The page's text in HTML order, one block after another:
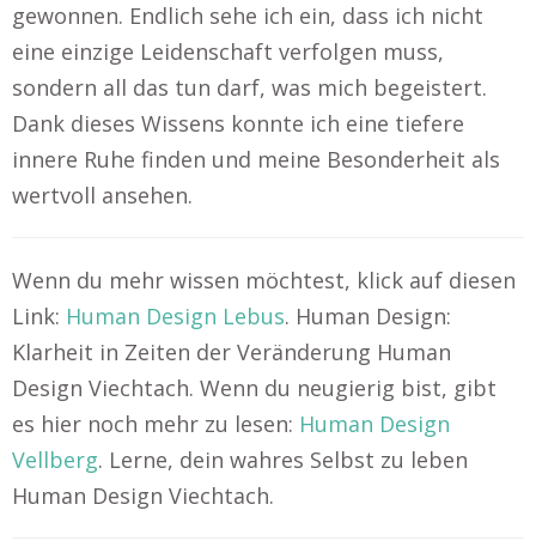
gewonnen. Endlich sehe ich ein, dass ich nicht
eine einzige Leidenschaft verfolgen muss,
sondern all das tun darf, was mich begeistert.
Dank dieses Wissens konnte ich eine tiefere
innere Ruhe finden und meine Besonderheit als
wertvoll ansehen.
Wenn du mehr wissen möchtest, klick auf diesen
Link: Human Design Lebus. Human Design:
Klarheit in Zeiten der Veränderung Human
Design Viechtach. Wenn du neugierig bist, gibt
es hier noch mehr zu lesen: Human Design
Vellberg. Lerne, dein wahres Selbst zu leben
Human Design Viechtach.